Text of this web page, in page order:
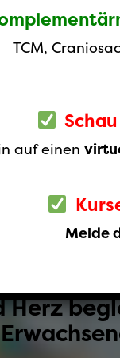
für
Kind.
TCM,
auf einen
Melde